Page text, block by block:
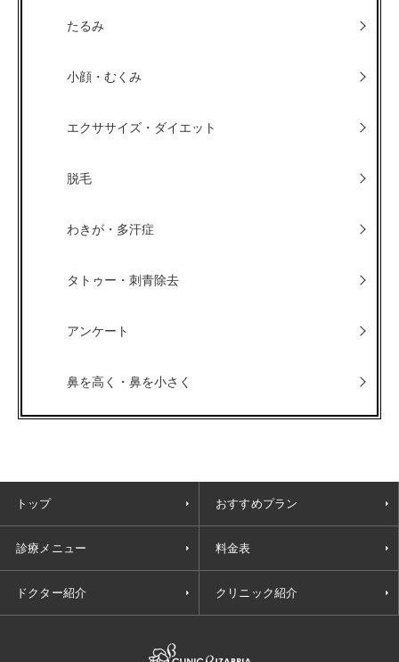
たるみ
小顔・むくみ
エクササイズ・ダイエット
脱毛
わきが・多汗症
タトゥー・刺青除去
アンケート
鼻を高く・鼻を小さく
トップ おすすめプラン
診療メニュー 料金表
ドクター紹介 クリニック紹介